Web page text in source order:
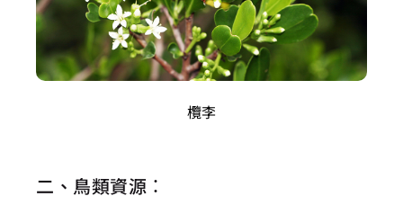
欖李
二、鳥類資源：